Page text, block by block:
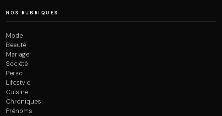
NOS RUBRIQUES
Mode
Beauté
Mariage
Société
Perso
Lifestyle
Cuisine
Chroniques
Prénoms